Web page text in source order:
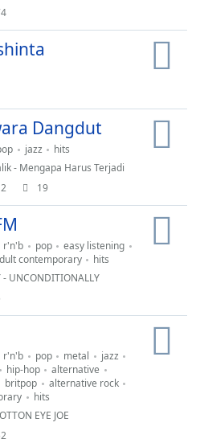
Dangdut
jazz
hits
- Mengapa Harus Terjadi
19
r'n'b pop
easy listening
contemporary
hits
- UNCONDITIONALLY
r'n'b pop metal
jazz
hip-hop
alternative
britpop
alternative rock
hits
EYE JOE